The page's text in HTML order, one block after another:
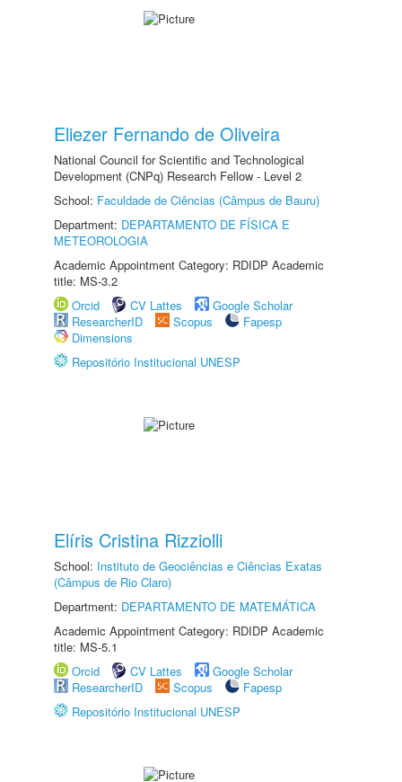
Eliezer Fernando de Oliveira
National Council for Scientific and Technological
Development (CNPq) Research Fellow - Level 2
School: Faculdade de Ciências (Câmpus de Bauru)
Department: DEPARTAMENTO DE FÍSICA E
METEOROLOGIA
Academic Appointment Category: RDIDP Academic
title: MS-3.2
Orcid
CV Lattes
Google Scholar
ResearcherID
Scopus
Fapesp
Dimensions
Repositório Institucional UNESP
Elíris Cristina Rizziolli
School: Instituto de Geociências e Ciências Exatas
(Câmpus de Rio Claro)
Department: DEPARTAMENTO DE MATEMÁTICA
Academic Appointment Category: RDIDP Academic
title: MS-5.1
Orcid
CV Lattes
Google Scholar
ResearcherID
Scopus
Fapesp
Repositório Institucional UNESP